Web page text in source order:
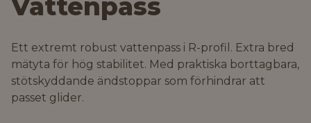
Vattenpass
Ett extremt robust vattenpass i R-profil. Extra bred
mätyta för hög stabilitet. Med praktiska borttagbara,
stötskyddande ändstoppar som förhindrar att
passet glider.